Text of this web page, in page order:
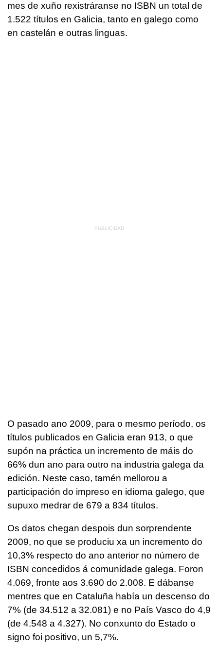
mes de xuño rexistráranse no ISBN un total de
1.522 títulos en Galicia, tanto en galego como
en castelán e outras linguas.
O pasado ano 2009, para o mesmo período, os
títulos publicados en Galicia eran 913, o que
supón na práctica un incremento de máis do
66% dun ano para outro na industria galega da
edición. Neste caso, tamén mellorou a
participación do impreso en idioma galego, que
supuxo medrar de 679 a 834 títulos.
Os datos chegan despois dun sorprendente
2009, no que se produciu xa un incremento do
10,3% respecto do ano anterior no número de
ISBN concedidos á comunidade galega. Foron
4.069, fronte aos 3.690 do 2.008. E dábanse
mentres que en Cataluña había un descenso do
7% (de 34.512 a 32.081) e no País Vasco do 4,9
(de 4.548 a 4.327). No conxunto do Estado o
signo foi positivo, un 5,7%.